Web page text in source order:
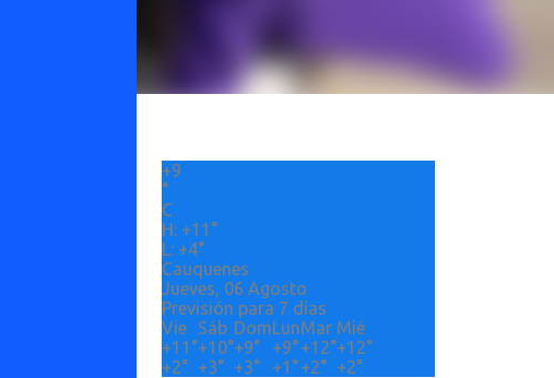
+9
°
C
H: +11°
L: +4°
Cauquenes
Jueves, 06 Agosto
Previsión para 7 días
Vie
Sáb DomLunMar Mié
+11°+10°+9° +9°+12°+12°
+2° +3° +3° +1°+2° +2°